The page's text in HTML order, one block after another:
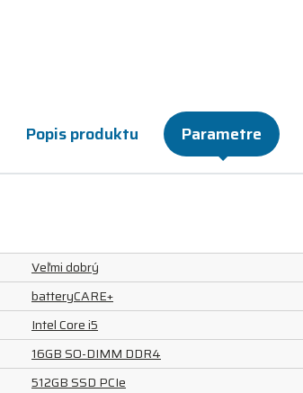
Popis produktu Parametre
Veľmi dobrý
batteryCARE+
Intel Core i5
16GB SO-DIMM DDR4
512GB SSD PCIe